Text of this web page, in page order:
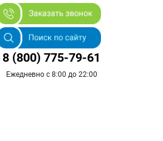
8 (800) 775-79-61
Ежедневно с 8:00 до 22:00